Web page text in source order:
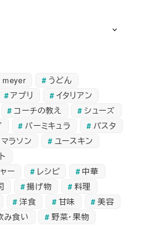
meyer
うどん
アプリ
イタリアン
コーチの教え
シューズ
バーミキュラ
パスタ
マラソン
ユースキン
ー
レシピ
中華
揚げ物
料理
洋食 甘味
美容
み食い 野菜・果物